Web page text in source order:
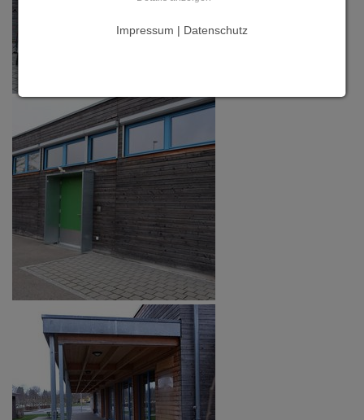
Impressum | Datenschutz